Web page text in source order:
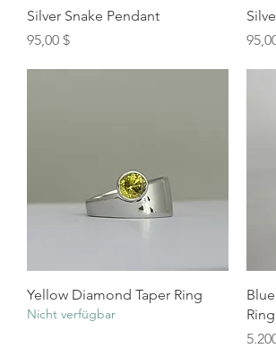
Schnellansicht
Silver Snake Pendant
Preis
95,00 $
Preis
Schnellansicht
Yellow Diamond Taper Ring
Nicht verfügbar
Ring
Preis